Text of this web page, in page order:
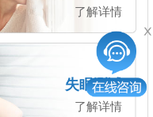
了解详情
失眠测试
了解详情